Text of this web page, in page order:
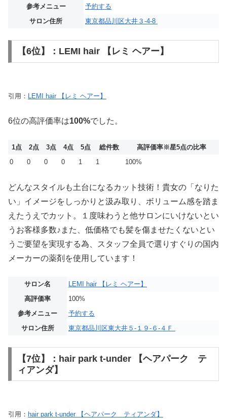
参考メニュー
予約する
サロン住所
東京都品川区大井３-4-8
【6位】：LEMI hair 【レミ ヘアー】
引用： LEMI hair 【レミ ヘアー】
6位の高評価率は100%でした。
1点 2点 3点 4点 5点 総件数 高評価率※星5点の比率
0
0 0 0 1 1 100%
どんなスタイルも土台になるカット技術！貴女の「なりた
い」イメージをしっかりと汲み取り、ボリューム感を踏ま
えたうえでカット。１度味わうと他サロンにいけないとい
うお客様多数♪また、低価格でも髪を傷ませたくないとい
うご要望を実現する為、スタッフ全員で選りすぐりの国内
メーカーの薬剤を使用しています！
サロン名
LEMI hair 【レミ ヘアー】
高評価率
100%
参考メニュー
予約する
サロン住所
東京都品川区東大井５-１９-６-４Ｆ
【7位】：hair park t-under 【ヘアパーク テ
ィアンダ】
引用： hair park t-under 【ヘアパーク ティアンダ】